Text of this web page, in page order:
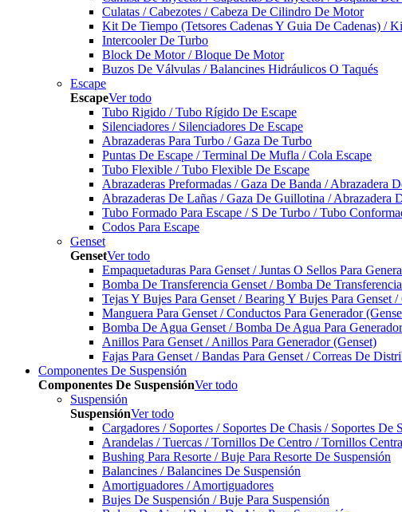
Culatas / Cabezotes / Cabeza De Cilindro De Motor
Kit De Tiempo (Tetsores Cadenas Y Guia De Cadenas) /
Intercooler De Turbo
Block De Motor / Bloque De Motor
Buzos De Válvulas / Balancines Hidráulicos O Taqués
Escape
EscapeVer todo
Tubo Rigido / Tubo Rígido De Escape
Silenciadores / Silenciadores De Escape
Abrazaderas Para Turbo / Gaza De Turbo
Puntas De Escape / Terminal De Mufla / Cola Escape
Tubo Flexible / Tubo Flexible De Escape
Abrazaderas Preformadas / Gaza De Banda / Abrazadera
Abrazaderas De Lañas / Gaza De Guillotina / Abrazadera
Tubo Formado Para Escape / S De Turbo / Tubo
Codos Para Escape
Genset
GensetVer todo
Empaquetaduras Para Genset / Juntas O Sellos Para
Bomba De Transferencia Genset / Bomba De
Tejas Y Bujes Para Genset / Bearing Y Bujes Para
Manguera Para Genset / Conductos Para Generador
Bomba De Agua Genset / Bomba De Agua Para
Anillos Para Genset / Anillos Para Generador (Genset)
Fajas Para Genset / Bandas Para Genset / Correas De
Componentes De Suspensión
Componentes De SuspensiónVer todo
Suspensión
SuspensiónVer todo
Cargadores / Soportes / Soportes De Chasis / Soportes De
Arandelas / Tuercas / Tornillos De Centro / Tornillos
Bushing Para Resorte / Buje Para Resorte De Suspensión
Balancines / Balancines De Suspensión
Amortiguadores / Amortiguadores
Bujes De Suspensión / Buje Para Suspensión